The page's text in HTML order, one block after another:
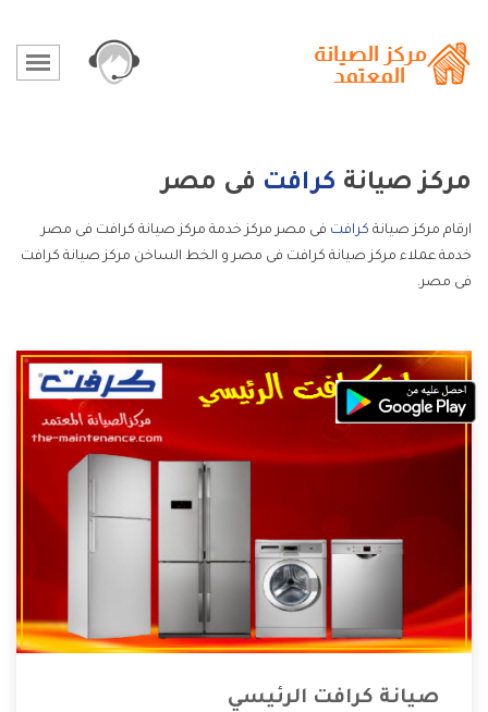
مركز صيانة كرافت فى مصر
ارقام مركز صيانة كرافت فى مصر مركز خدمة مركز صيانة كرافت فى مصر
خدمة عملاء مركز صيانة كرافت فى مصر و الخط الساخن مركز صيانة كرافت
فى مصر.
صيانة كرافت الرئيسي